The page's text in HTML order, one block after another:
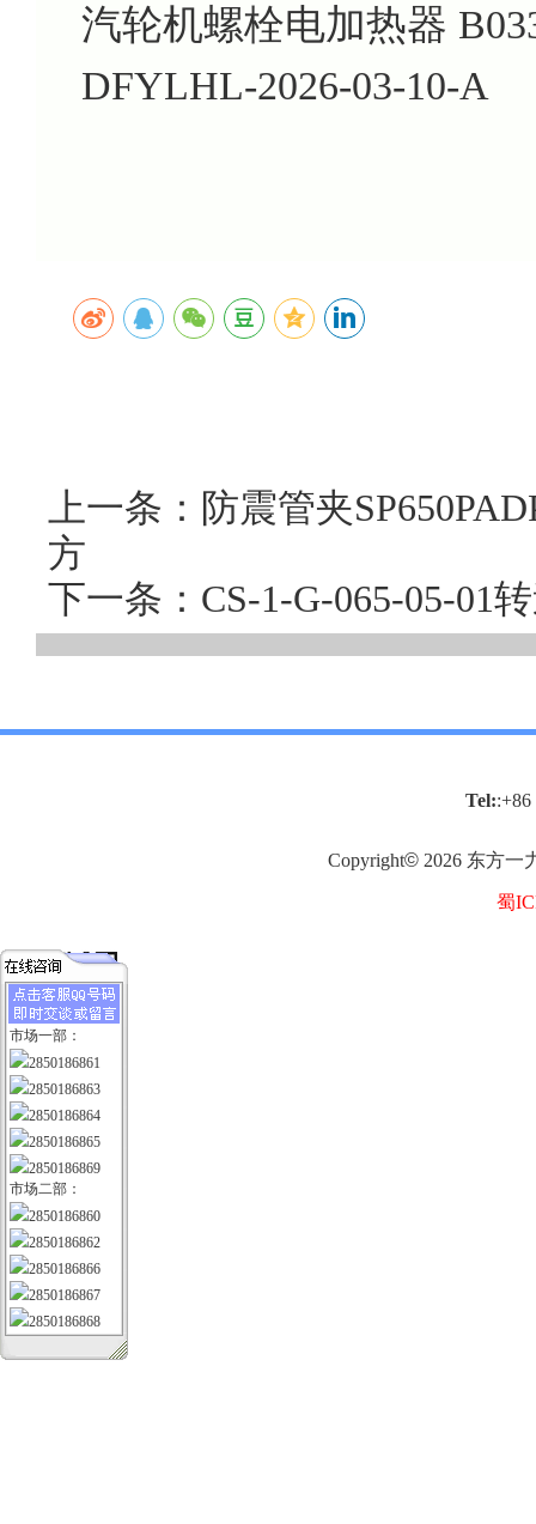
汽轮机螺栓电加热器
DFYLHL-2026-03-10-A
上一条：防震管夹
方
下一条：CS-1-G-065-05-01
Tel::+86
Copyright© 2026 东方一
蜀
市场一部：
2850186861
2850186863
2850186864
2850186865
2850186869
市场二部：
2850186860
2850186862
2850186866
2850186867
2850186868